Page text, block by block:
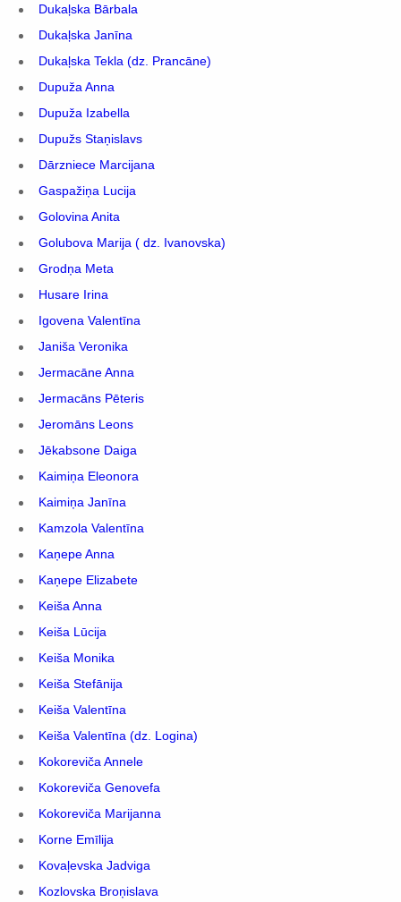
Dukaļska Bārbala
Dukaļska Janīna
Dukaļska Tekla (dz. Prancāne)
Dupuža Anna
Dupuža Izabella
Dupužs Staņislavs
Dārzniece Marcijana
Gaspažiņa Lucija
Golovina Anita
Golubova Marija ( dz. Ivanovska)
Grodņa Meta
Husare Irina
Igovena Valentīna
Janiša Veronika
Jermacāne Anna
Jermacāns Pēteris
Jeromāns Leons
Jēkabsone Daiga
Kaimiņa Eleonora
Kaimiņa Janīna
Kamzola Valentīna
Kaņepe Anna
Kaņepe Elizabete
Keiša Anna
Keiša Lūcija
Keiša Monika
Keiša Stefānija
Keiša Valentīna
Keiša Valentīna (dz. Logina)
Kokoreviča Annele
Kokoreviča Genovefa
Kokoreviča Marijanna
Korne Emīlija
Kovaļevska Jadviga
Kozlovska Broņislava